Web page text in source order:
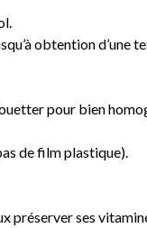
obtention d’une
pour bien
de film plastique).
préserver ses